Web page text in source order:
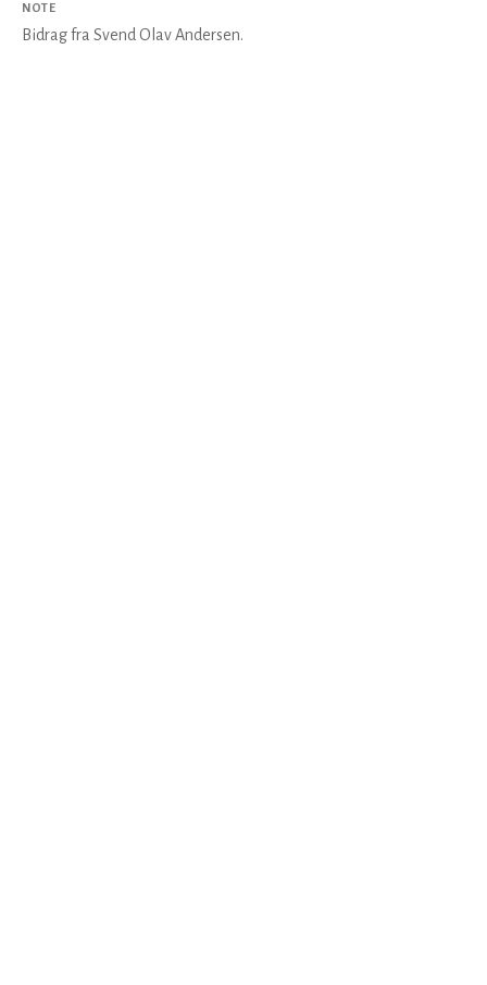
NOTE
Bidrag fra Svend Olav Andersen.